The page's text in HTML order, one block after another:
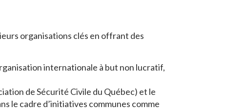
organisations clés en offrant des
internationale à but non lucratif,
de Sécurité Civile du Québec) et le
le cadre d’initiatives communes comme